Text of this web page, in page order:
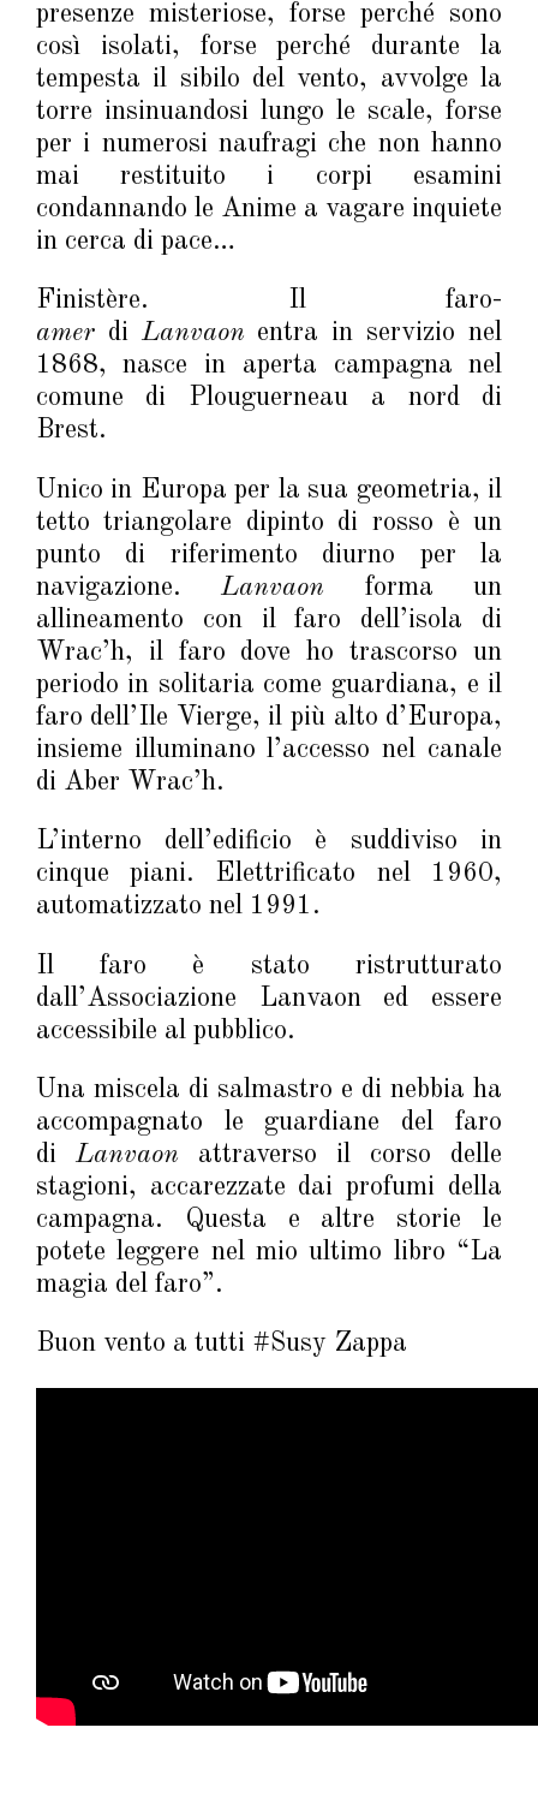
presenze misteriose, forse perché sono
così isolati, forse perché durante la
tempesta il sibilo del vento, avvolge la
torre insinuandosi lungo le scale, forse
per i numerosi naufragi che non hanno
mai restituito i corpi esamini
condannando le Anime a vagare inquiete
in cerca di pace…
Finistère. Il faro-
amerdi Lanvaon entra in servizio nel
1868, nasce in aperta campagna nel
comune di Plouguerneau a nord di
Brest.
Unico in Europa per la sua geometria, il
tetto triangolare dipinto di rosso è un
punto di riferimento diurno per la
navigazione.Lanvaon forma un
allineamento con il faro dell’isola di
Wrac’h, il faro dove ho trascorso un
periodo in solitaria come guardiana, e il
faro dell’Ile Vierge, il più alto d’Europa,
insieme illuminano l’accesso nel canale
di Aber Wrac’h.
L’interno dell’edificio è suddiviso in
cinque piani. Elettrificato nel 1960,
automatizzato nel 1991.
Il faro è stato ristrutturato
dall’Associazione Lanvaon ed essere
accessibile al pubblico.
Una miscela di salmastro e di nebbia ha
accompagnato le guardiane del faro
di Lanvaon attraverso il corso delle
stagioni, accarezzate dai profumi della
campagna. Questa e altre storie le
potete leggere nel mio ultimo libro “La
magia del faro”.
Buon vento a tutti #Susy Zappa